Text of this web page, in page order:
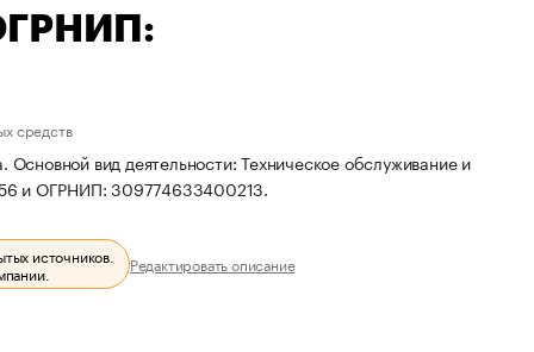
средств
вид деятельности: Техническое обслуживание и
и ОГРНИП: 309774633400213.
источников.
Редактировать описание